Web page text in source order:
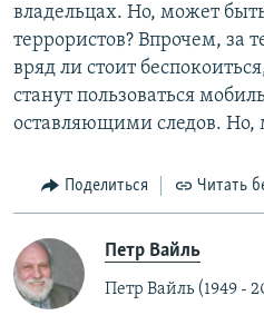
владельцах. Но, может
террористов? Впрочем, за
вряд ли стоит
станут пользоваться
оставляющими следов.
Поделиться Читать
Петр Вайль
Петр Вайль (1949 -